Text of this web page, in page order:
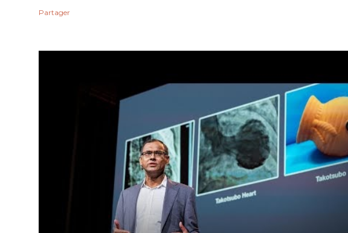
Partager